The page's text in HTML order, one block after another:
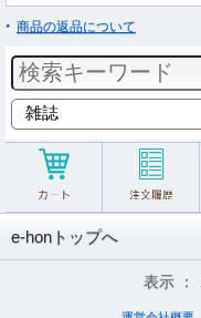
商品の返品について
e-honトップへ
表示 ：